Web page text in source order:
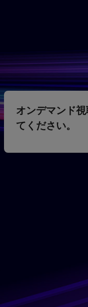
オンデマンド
てください。